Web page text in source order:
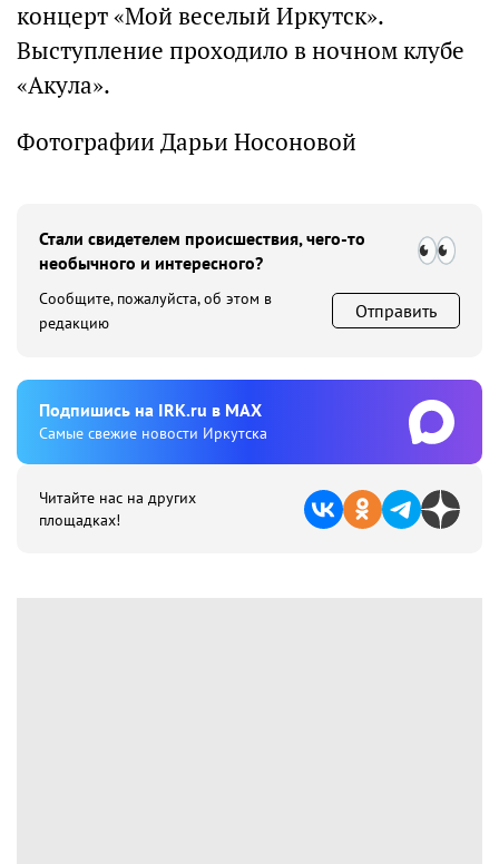
концерт «Мой веселый Иркутск».
Выступление проходило в ночном клубе
«Акула».
Фотографии Дарьи Носоновой
Стали свидетелем происшествия, чего-то
необычного и интересного?
Сообщите, пожалуйста, об этом в
редакцию
Отправить
Подпишиcь на IRK.ru в MAX
Cамые свежие новости Иркутска
Читайте нас на других
площадках!